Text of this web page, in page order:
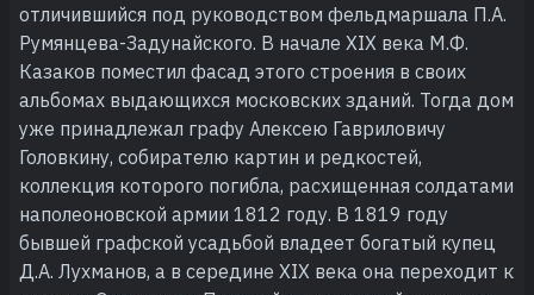
отличившийся под руководством фельдмаршала П.А.
Румянцева-Задунайского. В начале XIX века М.Ф.
Казаков поместил фасад этого строения в своих
альбомах выдающихся московских зданий. Тогда дом
уже принадлежал графу Алексею Гавриловичу
Головкину, собирателю картин и редкостей,
коллекция которого погибла, расхищенная солдатами
наполеоновской армии 1812 году. В 1819 году
бывшей графской усадьбой владеет богатый купец
Д.А. Лухманов, а в середине XIX века она переходит к